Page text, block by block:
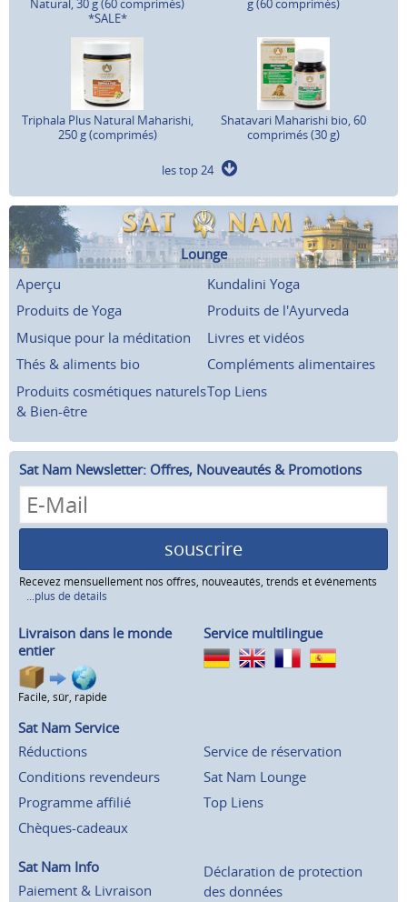
Natural, 30 g (60 comprimés)
*SALE*
g (60 comprimés)
Triphala Plus Natural Maharishi,
250 g (comprimés)
Shatavari Maharishi bio, 60
comprimés (30 g)
les top 24
Lounge
Aperçu
Kundalini Yoga
Produits de Yoga
Produits de l'Ayurveda
Musique pour la méditation
Livres et vidéos
Thés & aliments bio
Compléments alimentaires
Produits cosmétiques naturels
& Bien-être
Top Liens
Sat Nam Newsletter: Offres, Nouveautés & Promotions
souscrire
Recevez mensuellement nos offres, nouveautés, trends et événements
...plus de détails
Livraison dans le monde
entier
Facile, sûr, rapide
Service multilingue
Sat Nam Service
Réductions
Conditions revendeurs
Programme affilié
Chèques-cadeaux
Service de réservation
Sat Nam Lounge
Top Liens
Sat Nam Info
Paiement & Livraison
Déclaration de protection
des données